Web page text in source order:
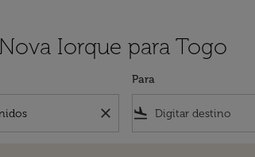
Iorque para Togo
close
Para
flight_land